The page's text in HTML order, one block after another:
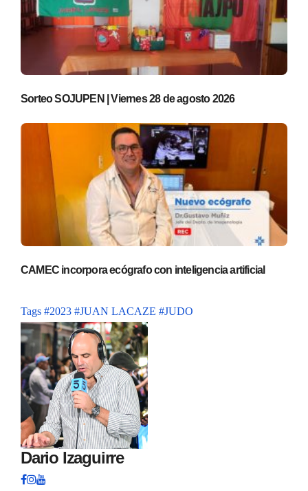
Sorteo SOJUPEN | Viernes 28 de agosto 2026
CAMEC incorpora ecógrafo con inteligencia artificial
Tags #2023 #JUAN LACAZE #JUDO
Dario Izaguirre